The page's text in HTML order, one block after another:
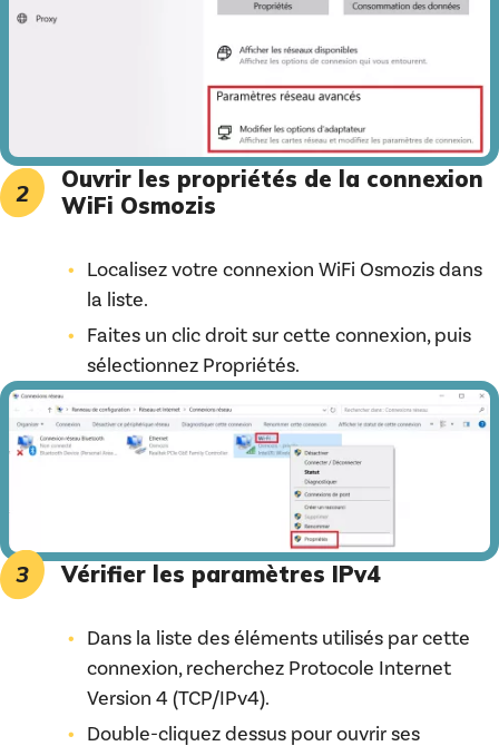
Ouvrir les propriétés de la connexion
WiFi Osmozis
Localisez votre connexion WiFi Osmozis dans
la liste.
Faites un clic droit sur cette connexion, puis
sélectionnez Propriétés.
Vérifier les paramètres IPv4
Dans la liste des éléments utilisés par cette
connexion, recherchez Protocole Internet
Version 4 (TCP/IPv4).
Double-cliquez dessus pour ouvrir ses